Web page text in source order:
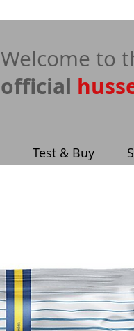
​Welcome to
official
Test & Buy